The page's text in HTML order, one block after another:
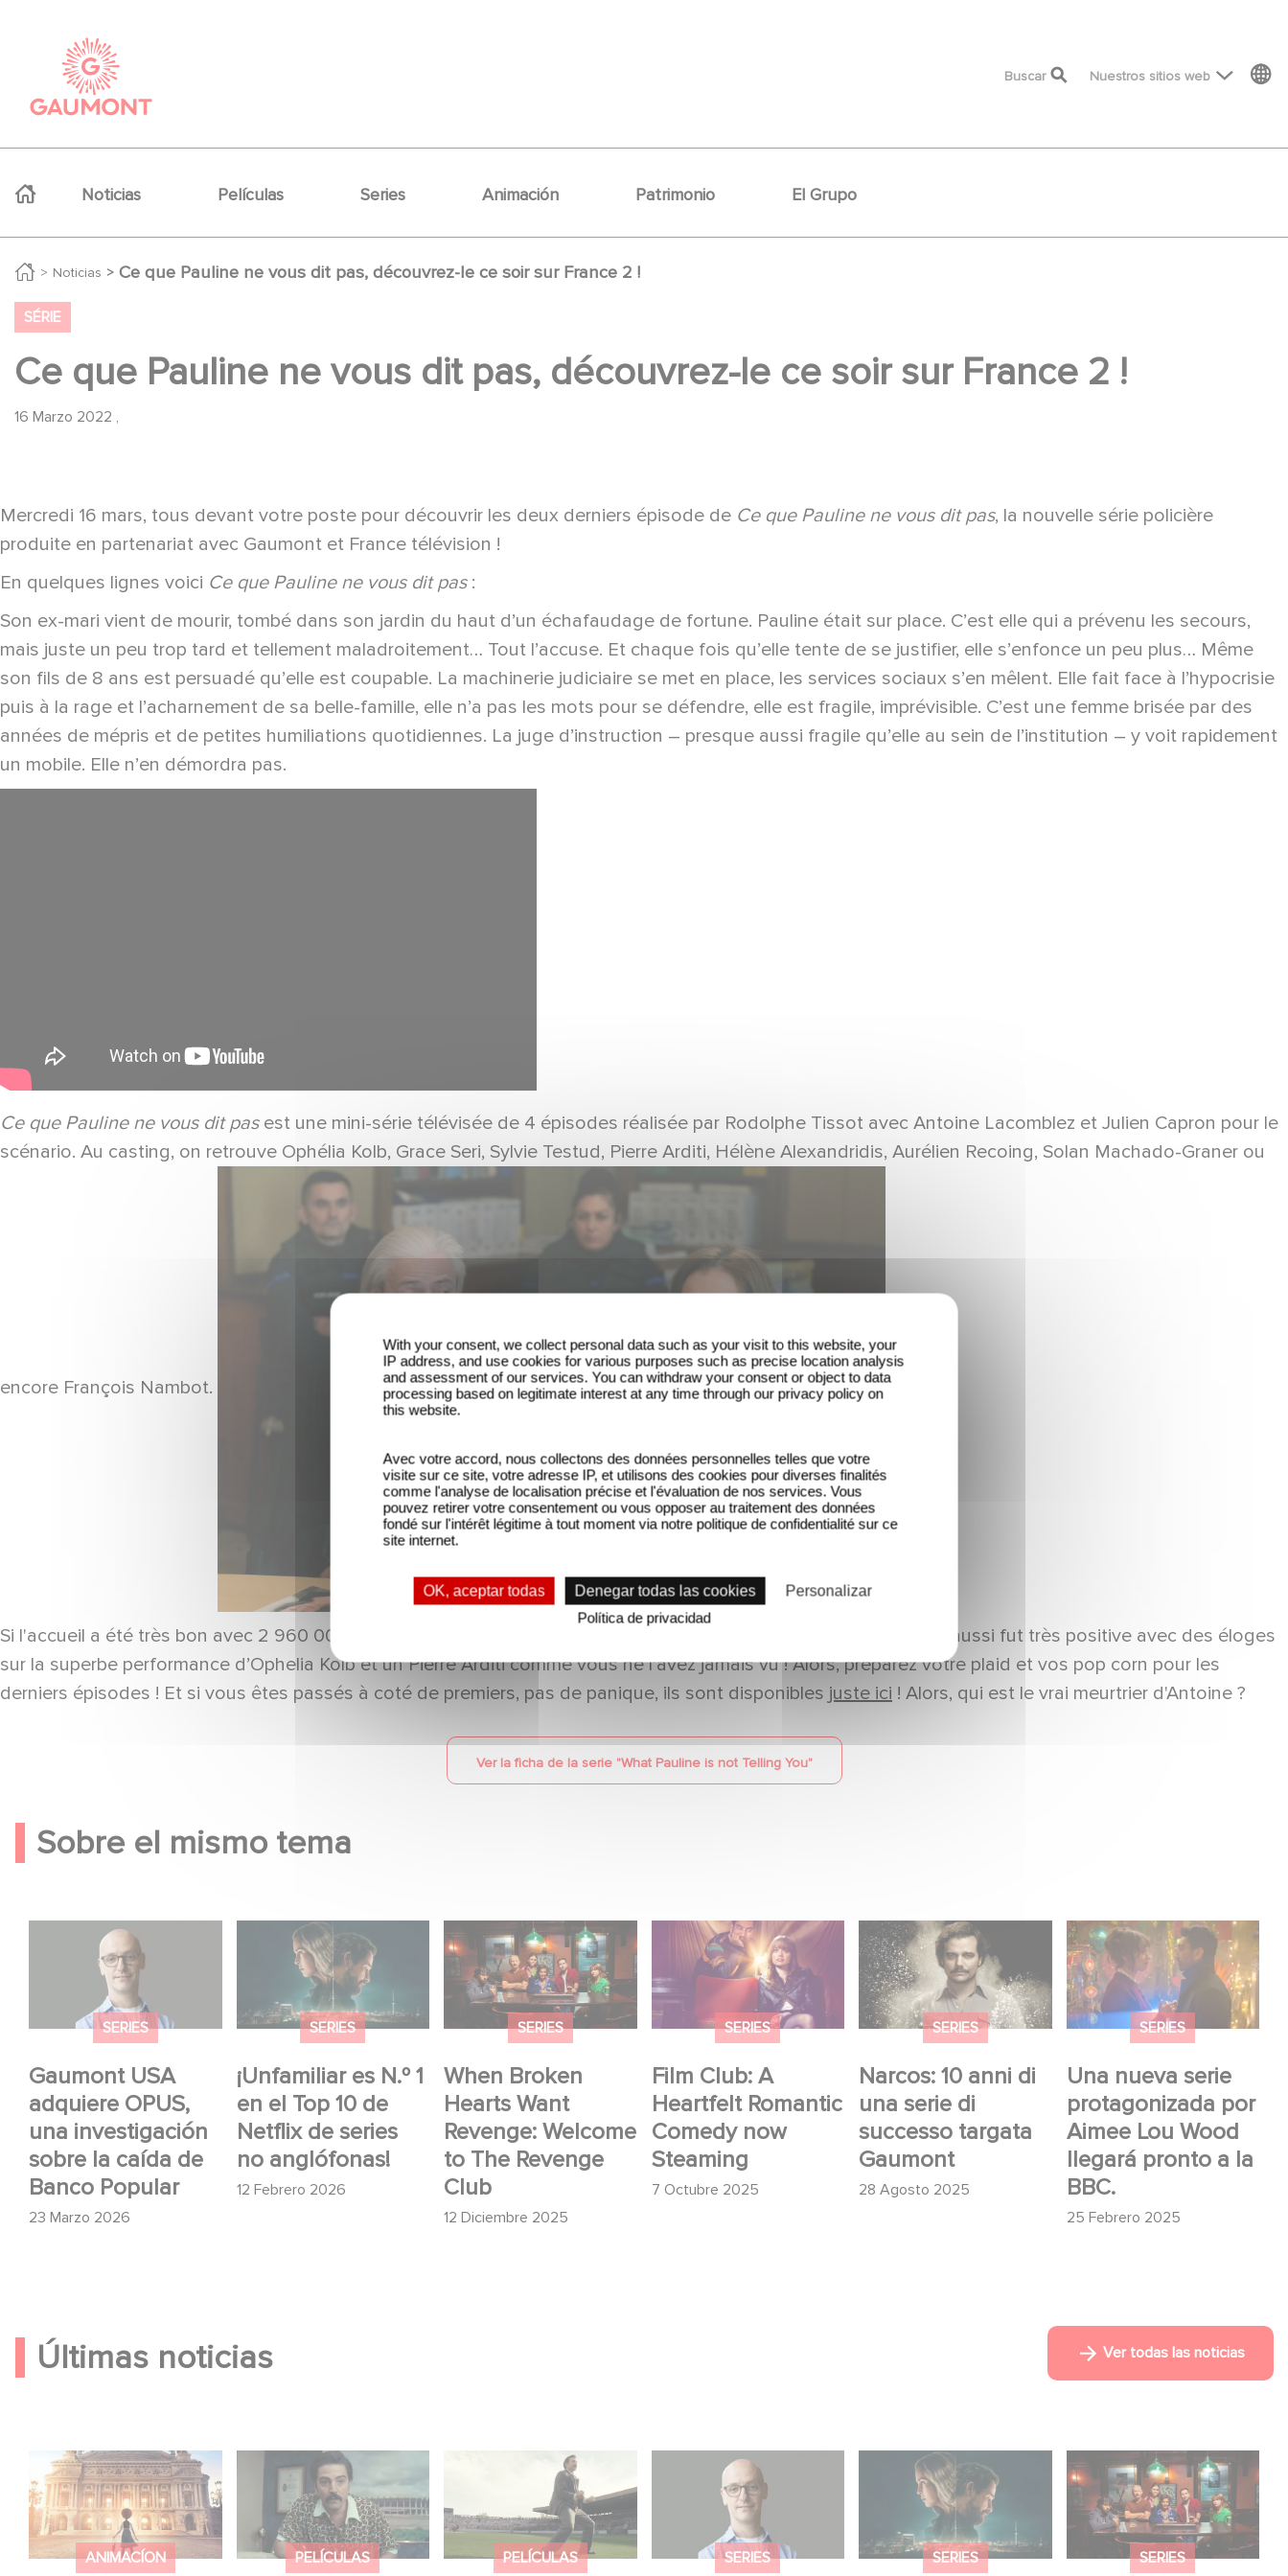
top menu
Buscar Nuestros sitios web
Noticias Películas Series Animación Patrimonio El Grupo
Noticias Ce que Pauline ne vous dit pas, découvrez-le ce soir sur France 2 !
SÉRIE
Ce que Pauline ne vous dit pas, découvrez-le ce soir sur France 2 !
16 Marzo 2022 ,
Mercredi 16 mars, tous devant votre poste pour découvrir les deux derniers épisode de Ce que Pauline ne vous dit pas, la nouvelle série policière
produite en partenariat avec Gaumont et France télévision !
En quelques lignes voici Ce que Pauline ne vous dit pas:
Son ex-mari vient de mourir, tombé dans son jardin du haut d’un échafaudage de fortune. Pauline était sur place. C’est elle qui a prévenu les secours,
mais juste un peu trop tard et tellement maladroitement… Tout l’accuse. Et chaque fois qu’elle tente de se justifier, elle s’enfonce un peu plus… Même
son fils de 8 ans est persuadé qu’elle est coupable. La machinerie judiciaire se met en place, les services sociaux s’en mêlent. Elle fait face à l’hypocrisie
puis à la rage et l’acharnement de sa belle-famille, elle n’a pas les mots pour se défendre, elle est fragile, imprévisible. C’est une femme brisée par des
années de mépris et de petites humiliations quotidiennes. La juge d’instruction – presque aussi fragile qu’elle au sein de l’institution – y voit rapidement
un mobile. Elle n’en démordra pas.
Ce que Pauline ne vous dit pasest une mini-série télévisée de 4 épisodes réalisée par Rodolphe Tissot avec Antoine Lacomblez et Julien Capron pour le
scénario. Au casting, on retrouve Ophélia Kolb, Grace Seri, Sylvie Testud, Pierre Arditi, Hélène Alexandridis, Aurélien Recoing, Solan Machado-Graner ou
encore François Nambot.
Si l'accueil a été très bon avec 2 960 000 spectateurs lors de la diffusion des deux premiers épisodes, la critique aussi fut très positive avec des éloges
sur la superbe performance d’Ophelia Kolb et un Pierre Arditi comme vous ne l'avez jamais vu ! Alors, préparez votre plaid et vos pop corn pour les
derniers épisodes ! Et si vous êtes passés à coté de premiers, pas de panique, ils sont disponibles juste ici ! Alors, qui est le vrai meurtrier d'Antoine ?
Ver la ficha de la serie "What Pauline is not Telling You"
Sobre el mismo tema
SERIES
Gaumont USA
adquiere OPUS,
una investigación
sobre la caída de
Banco Popular
23 Marzo 2026
Gaumont USA
adquiere OPUS, una
investigación sobre la
caída de Banco
SERIES
¡Unfamiliar es N.º 1
en el Top 10 de
Netflix de series
no anglófonas!
12 Febrero 2026
¡Unfamiliar es N.º 1 en
el Top 10 de Netflix de
series no anglófonas!
SERIES
When Broken
Hearts Want
Revenge: Welcome
to The Revenge
Club
12 Diciembre 2025
When Broken Hearts
Want Revenge:
Welcome to The
Revenge Club
SERIES
Film Club: A
Heartfelt Romantic
Comedy now
Steaming
7 Octubre 2025
Film Club: A Heartfelt
Romantic Comedy
now Steaming
SERIES
Narcos: 10 anni di
una serie di
successo targata
Gaumont
28 Agosto 2025
Narcos: 10 anni di una
serie di successo
targata Gaumont
SERIES
Una nueva serie
protagonizada por
Aimee Lou Wood
llegará pronto a la
BBC.
25 Febrero 2025
Una nueva serie
protagonizada por
Aimee Lou Wood
llegará pronto a la
Últimas noticias Ver todas las noticias
ANIMACÍON
Gaumont y Good Hero
anuncian la secuela de
Ballerina
PELÍCULAS
México 86 ya está
disponible en Netflix
PELÍCULAS
Mexico 86: descubre
el tráiler de la nueva
producción de
Gaumont USA
SERIES
Gaumont USA
adquiere OPUS, una
investigación sobre la
caída de Banco
SERIES
¡Unfamiliar es N.º 1 en
el Top 10 de Netflix de
series no anglófonas!
SERIES
When Broken Hearts
Want Revenge:
Welcome to The
Revenge Club
With your consent, we collect personal data such as your visit to this website, your
IP address, and use cookies for various purposes such as precise location analysis
and assessment of our services. You can withdraw your consent or object to data
processing based on legitimate interest at any time through our privacy policy on
this website.
Avec votre accord, nous collectons des données personnelles telles que votre
visite sur ce site, votre adresse IP, et utilisons des cookies pour diverses finalités
comme l'analyse de localisation précise et l'évaluation de nos services. Vous
pouvez retirer votre consentement ou vous opposer au traitement des données
fondé sur l'intérêt légitime à tout moment via notre politique de confidentialité sur ce
site internet.
OK, aceptar todas Denegar todas las cookies
Personalizar
Política de privacidad